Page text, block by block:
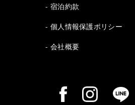
宿泊約款
個人情報保護ポリシー
会社概要